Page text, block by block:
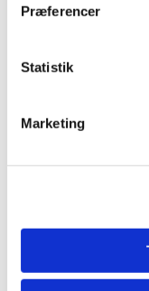
Præferencer
Statistik
Marketing
Du vil